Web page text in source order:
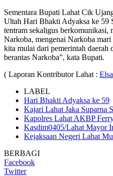
Sementara Bupati Lahat Cik
Ultah Hari Bhakti Adyaksa ke 59
tentram sekaligus berkomunikasi,
Narkoba, mengenai Narkoba
kita mulai dari pemerintah
berantas Narkoba”, kata Bupati.
( Laporan Kontributor Lahat : Elsa
LABEL
Hari Bhakti Adyaksa ke 59
Kajari Lahat Jaka Suparna
Kapolres Lahat AKBP
Kasdim0405/Lahat Mayor
Kejaksaan Negeri Lahat
BERBAGI
Facebook
Twitter